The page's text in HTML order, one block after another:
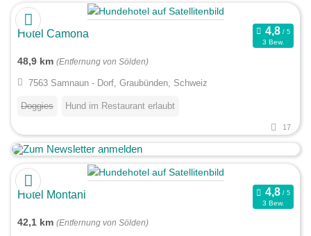
Hotel Camona
3 Bew.
48,9 km (Entfernung von Sölden)
7563 Samnaun - Dorf, Graubünden, Schweiz
Doggies Hund im Restaurant erlaubt
17
Hotel Montani
3 Bew.
42,1 km (Entfernung von Sölden)